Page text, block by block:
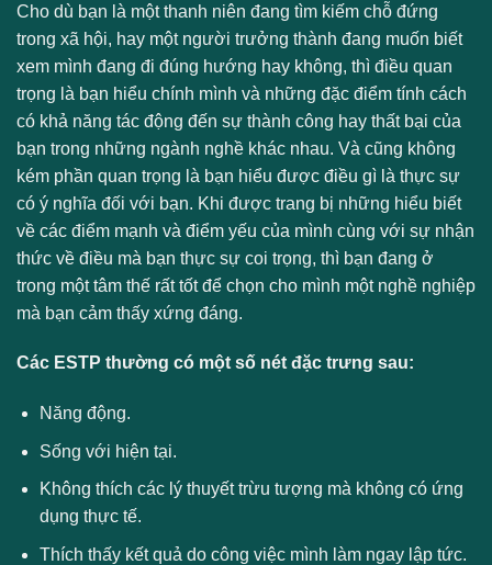
Cho dù bạn là một thanh niên đang tìm kiếm chỗ đứng
trong xã hội, hay một người trưởng thành đang muốn biết
xem mình đang đi đúng hướng hay không, thì điều quan
trọng là bạn hiểu chính mình và những đặc điểm tính cách
có khả năng tác động đến sự thành công hay thất bại của
bạn trong những ngành nghề khác nhau. Và cũng không
kém phần quan trọng là bạn hiểu được điều gì là thực sự
có ý nghĩa đối với bạn. Khi được trang bị những hiểu biết
về các điểm mạnh và điểm yếu của mình cùng với sự nhận
thức về điều mà bạn thực sự coi trọng, thì bạn đang ở
trong một tâm thế rất tốt để chọn cho mình một nghề nghiệp
mà bạn cảm thấy xứng đáng.
Các ESTP thường có một số nét đặc trưng sau:
Năng động.
Sống với hiện tại.
Không thích các lý thuyết trừu tượng mà không có ứng
dụng thực tế.
Thích thấy kết quả do công việc mình làm ngay lập tức.